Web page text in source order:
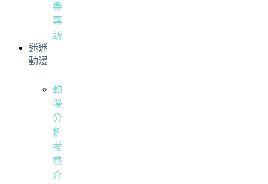
樂
專
訪
迷迷
動漫
動
漫
分
析
考
察
介